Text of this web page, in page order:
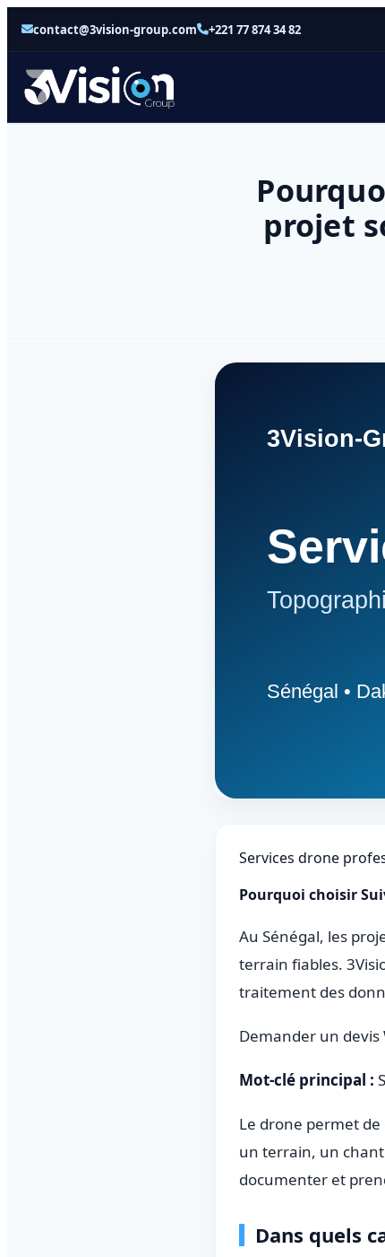
contact@3vision-group.com +221 77 874 34 82
projet
Services drone
Pourquoi choisir
Au Sénégal, les
terrain fiables.
traitement des
Demander un devis
Mot-clé principal :
Le drone permet
un terrain, un
documenter et
Dans quels